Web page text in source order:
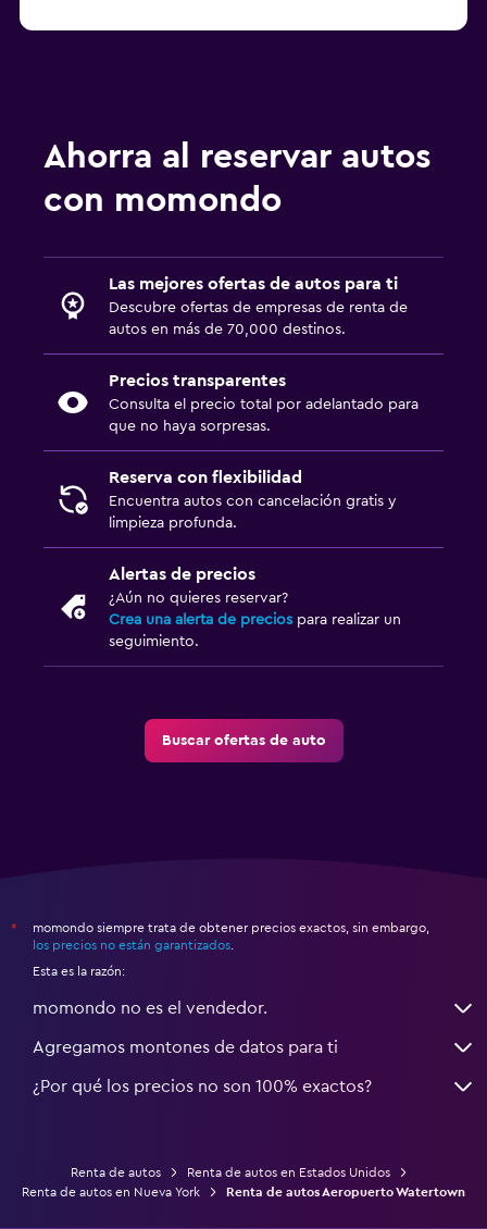
Ahorra al reservar autos
con momondo
Las mejores ofertas de autos para ti
Descubre ofertas de empresas de renta de
autos en más de 70,000 destinos.
Precios transparentes
Consulta el precio total por adelantado para
que no haya sorpresas.
Reserva con flexibilidad
Encuentra autos con cancelación gratis y
limpieza profunda.
Alertas de precios
¿Aún no quieres reservar?
Crea una alerta de precios para realizar un
seguimiento.
Buscar ofertas de auto
*
momondo siempre trata de obtener precios exactos, sin embargo,
los precios no están garantizados.
Esta es la razón:
momondo no es el vendedor.
Agregamos montones de datos para ti
¿Por qué los precios no son 100% exactos?
Renta de autos
Renta de autos en Estados Unidos
Renta de autos en Nueva York
Renta de autos Aeropuerto Watertown